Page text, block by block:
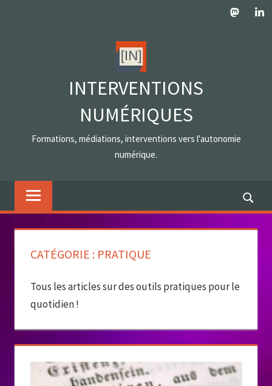
INTERVENTIONS
NUMÉRIQUES
Formations, médiations, interventions vers l'autonomie
numérique.
CATÉGORIE : PRATIQUE
Tous les articles sur des outils pratiques pour le
quotidien !